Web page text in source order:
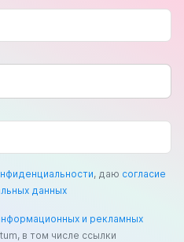
, даю согласие
данных
и рекламных
в том числе ссылки